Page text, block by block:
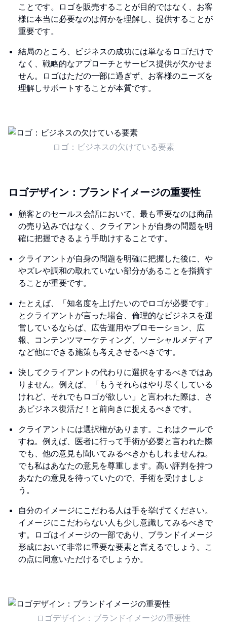
ことです。ロゴを販売することが目的ではなく、お客
様に本当に必要なのは何かを理解し、提供することが
重要です。
結局のところ、ビジネスの成功には単なるロゴだけで
なく、戦略的なアプローチとサービス提供が欠かせま
せん。ロゴはただの一部に過ぎず、お客様のニーズを
理解しサポートすることが本質です。
ロゴ：ビジネスの欠けている要素
ロゴデザイン：ブランドイメージの重要性
顧客とのセールス会話において、最も重要なのは商品
の売り込みではなく、クライアントが自身の問題を明
確に把握できるよう手助けすることです。
クライアントが自身の問題を明確に把握した後に、や
やズレや調和の取れていない部分があることを指摘す
ることが重要です。
たとえば、「知名度を上げたいのでロゴが必要です」
とクライアントが言った場合、倫理的なビジネスを運
営しているならば、広告運用やプロモーション、広
報、コンテンツマーケティング、ソーシャルメディア
など他にできる施策も考えさせるべきです。
決してクライアントの代わりに選択をするべきではあ
りません。例えば、「もうそれらはやり尽くしている
けれど、それでもロゴが欲しい」と言われた際は、さ
あビジネス復活だ！と前向きに捉えるべきです。
クライアントには選択権があります。これはクールで
すね。例えば、医者に行って手術が必要と言われた際
でも、他の意見も聞いてみるべきかもしれませんね。
でも私はあなたの意見を尊重します。高い評判を持つ
あなたの意見を待っていたので、手術を受けましょ
う。
自分のイメージにこだわる人は手を挙げてください。
イメージにこだわらない人も少し意識してみるべきで
す。ロゴはイメージの一部であり、ブランドイメージ
形成において非常に重要な要素と言えるでしょう。こ
の点に同意いただけるでしょうか。
ロゴデザイン：ブランドイメージの重要性